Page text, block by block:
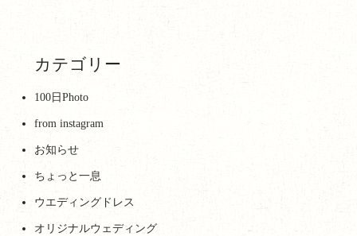
カテゴリー
100日Photo
from instagram
お知らせ
ちょっと一息
ウエディングドレス
オリジナルウェディング